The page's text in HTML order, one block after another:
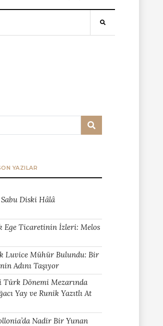
YAZILAR
Sabu Diski Hâlâ
Ege Ticaretinin İzleri: Melos
Luvice Mühür Bulundu: Bir
Adını Taşıyor
Türk Dönemi Mezarında
Yay ve Runik Yazıtlı At
Nadir Bir Yunan